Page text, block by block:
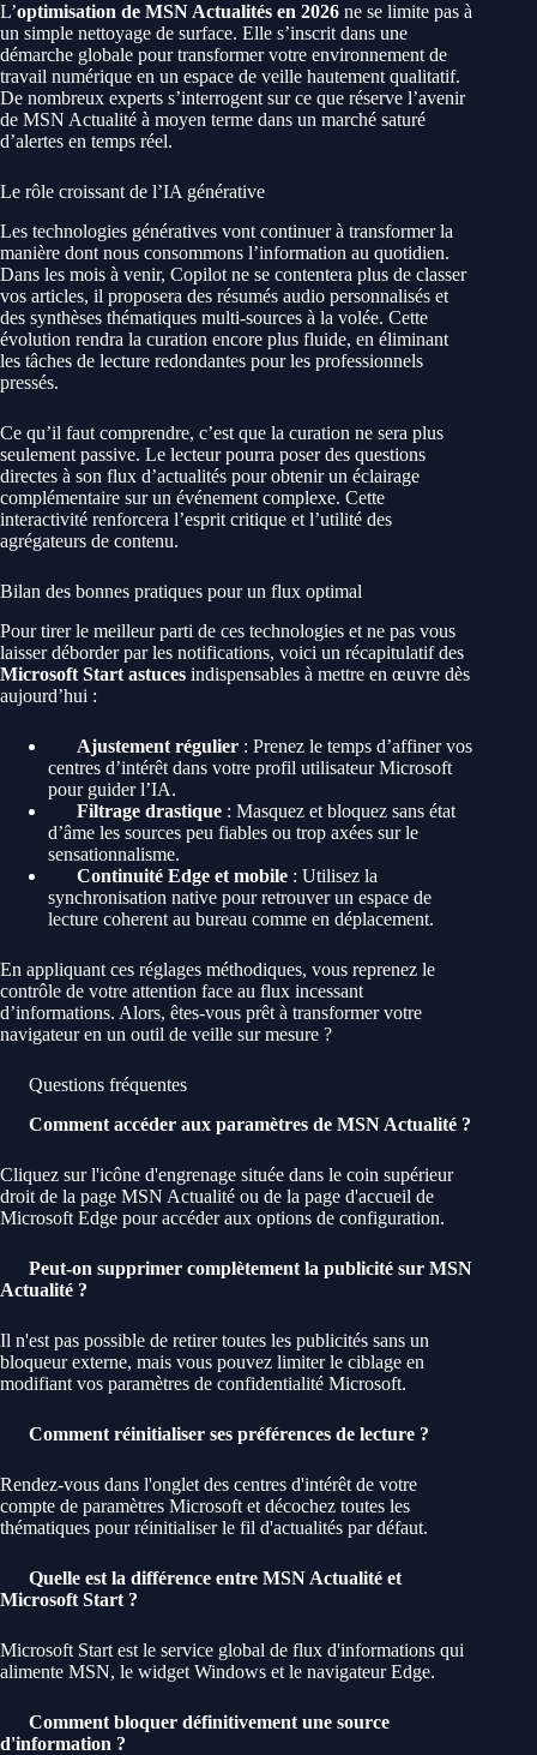
L’optimisation de MSN Actualités en 2026 ne se limite pas à
un simple nettoyage de surface. Elle s’inscrit dans une
démarche globale pour transformer votre environnement de
travail numérique en un espace de veille hautement qualitatif.
De nombreux experts s’interrogent sur ce que réserve l’avenir
de MSN Actualité à moyen terme dans un marché saturé
d’alertes en temps réel.
Le rôle croissant de l’IA générative
Les technologies génératives vont continuer à transformer la
manière dont nous consommons l’information au quotidien.
Dans les mois à venir, Copilot ne se contentera plus de classer
vos articles, il proposera des résumés audio personnalisés et
des synthèses thématiques multi-sources à la volée. Cette
évolution rendra la curation encore plus fluide, en éliminant
les tâches de lecture redondantes pour les professionnels
pressés.
Ce qu’il faut comprendre, c’est que la curation ne sera plus
seulement passive. Le lecteur pourra poser des questions
directes à son flux d’actualités pour obtenir un éclairage
complémentaire sur un événement complexe. Cette
interactivité renforcera l’esprit critique et l’utilité des
agrégateurs de contenu.
Bilan des bonnes pratiques pour un flux optimal
Pour tirer le meilleur parti de ces technologies et ne pas vous
laisser déborder par les notifications, voici un récapitulatif des
Microsoft Start astuces indispensables à mettre en œuvre dès
aujourd’hui :
Ajustement régulier : Prenez le temps d’affiner vos
centres d’intérêt dans votre profil utilisateur Microsoft
pour guider l’IA.
Filtrage drastique : Masquez et bloquez sans état
d’âme les sources peu fiables ou trop axées sur le
sensationnalisme.
Continuité Edge et mobile : Utilisez la
synchronisation native pour retrouver un espace de
lecture coherent au bureau comme en déplacement.
En appliquant ces réglages méthodiques, vous reprenez le
contrôle de votre attention face au flux incessant
d’informations. Alors, êtes-vous prêt à transformer votre
navigateur en un outil de veille sur mesure ?
Questions fréquentes
Comment accéder aux paramètres de MSN Actualité ?
Cliquez sur l'icône d'engrenage située dans le coin supérieur
droit de la page MSN Actualité ou de la page d'accueil de
Microsoft Edge pour accéder aux options de configuration.
Peut-on supprimer complètement la publicité sur MSN
Actualité ?
Il n'est pas possible de retirer toutes les publicités sans un
bloqueur externe, mais vous pouvez limiter le ciblage en
modifiant vos paramètres de confidentialité Microsoft.
Comment réinitialiser ses préférences de lecture ?
Rendez-vous dans l'onglet des centres d'intérêt de votre
compte de paramètres Microsoft et décochez toutes les
thématiques pour réinitialiser le fil d'actualités par défaut.
Quelle est la différence entre MSN Actualité et
Microsoft Start ?
Microsoft Start est le service global de flux d'informations qui
alimente MSN, le widget Windows et le navigateur Edge.
Comment bloquer définitivement une source
d'information ?